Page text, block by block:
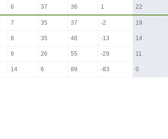
6 37 36 1 22
7 35 37 -2 19
8 35 48 -13 14
9 26 55 -29 11
14 6 89 -83 0